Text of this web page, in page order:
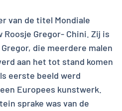
van de titel Mondiale
Gregor- Chini. Zij is
die meerdere malen
aan het tot stand komen
eerste beeld werd
Europees kunstwerk.
sprake was van de